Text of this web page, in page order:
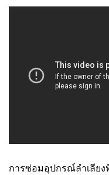
การซ่อมอุปกรณ์ลำเลีย